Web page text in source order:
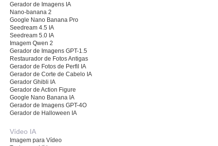
Gerador de Imagens IA
Nano-banana 2
Google Nano Banana Pro
Seedream 4.5 IA
Seedream 5.0 IA
Imagem Qwen 2
Gerador de Imagens GPT-1.5
Restaurador de Fotos Antigas
Gerador de Fotos de Perfil IA
Gerador de Corte de Cabelo IA
Gerador Ghibli IA
Gerador de Action Figure
Google Nano Banana IA
Gerador de Imagens GPT-4O
Gerador de Halloween IA
Vídeo IA
Imagem para Vídeo